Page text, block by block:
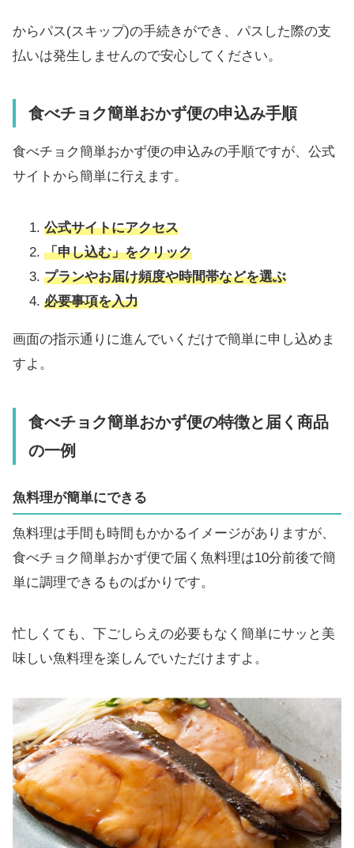
からパス(スキップ)の手続きができ、パスした際の支
払いは発生しませんので安心してください。
食べチョク簡単おかず便の申込み手順
食べチョク簡単おかず便の申込みの手順ですが、公式
サイトから簡単に行えます。
公式サイトにアクセス
「申し込む」をクリック
プランやお届け頻度や時間帯などを選ぶ
必要事項を入力
画面の指示通りに進んでいくだけで簡単に申し込めま
すよ。
食べチョク簡単おかず便の特徴と届く商品
の一例
魚料理が簡単にできる
魚料理は手間も時間もかかるイメージがありますが、
食べチョク簡単おかず便で届く魚料理は10分前後で簡
単に調理できるものばかりです。
忙しくても、下ごしらえの必要もなく簡単にサッと美
味しい魚料理を楽しんでいただけますよ。